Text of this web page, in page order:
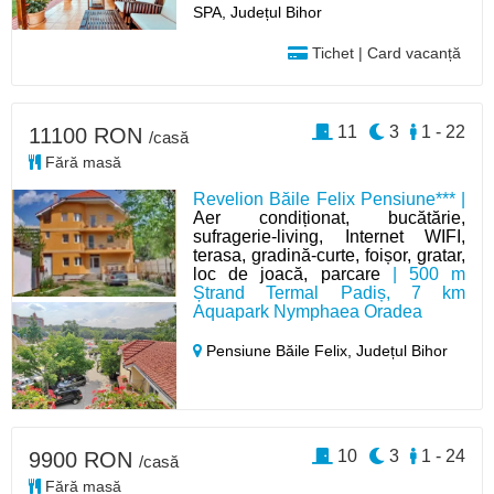
SPA, Județul Bihor
Tichet | Card vacanță
Revelion Băile Felix Pensiune*** |
Aer condiționat, bucătărie,
sufragerie-living, Internet WIFI,
terasa, gradină-curte, foișor, gratar,
loc de joacă, parcare| 500 m
Ștrand Termal Padiș, 7 km
Aquapark Nymphaea Oradea
Pensiune Băile Felix,Județul Bihor
11100 RON /casă
Fără masă
1 - 22
3
11
9900 RON /casă
Fără masă
1 - 24
3
10